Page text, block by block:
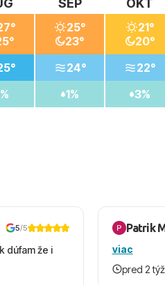
SEP
25°
23°
24°
1%
OKT
21°
20°
22°
3%
5/5
dúfam že i
Patrik
viac
pred 2